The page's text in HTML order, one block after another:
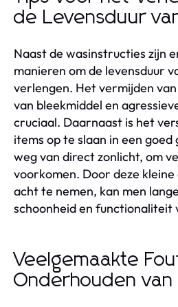
de Levensduur
Naast de wasinstructies zijn
manieren om de levensduur
verlengen. Het vermijden
van bleekmiddel en
cruciaal. Daarnaast is het
items op te slaan in een
weg van direct zonlicht, om
voorkomen. Door deze
acht te nemen, kan men
schoonheid en functionaliteit
Veelgemaakte
Onderhouden van